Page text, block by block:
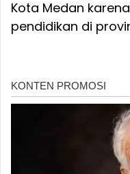
Kota Medan
pendidikan di